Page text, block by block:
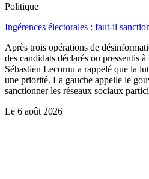
Politique
Ingérences électorales : faut-il
Après trois opérations de
des candidats déclarés ou pressentis
Sébastien Lecornu a rappelé que la
une priorité. La gauche appelle le
sanctionner les réseaux sociaux
Le 6 août 2026